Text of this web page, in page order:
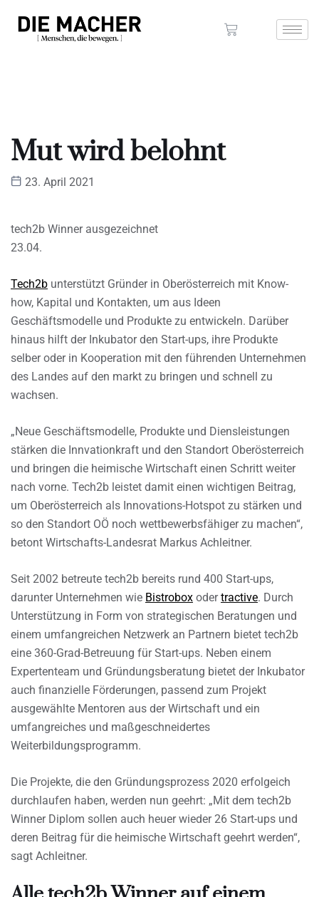
Mut wird belohnt
23. April 2021
tech2b Winner ausgezeichnet
23.04.
Tech2b unterstützt Gründer in Oberösterreich mit Know-
how, Kapital und Kontakten, um aus Ideen
Geschäftsmodelle und Produkte zu entwickeln. Darüber
hinaus hilft der Inkubator den Start-ups, ihre Produkte
selber oder in Kooperation mit den führenden Unternehmen
des Landes auf den markt zu bringen und schnell zu
wachsen.
„Neue Geschäftsmodelle, Produkte und Diensleistungen
stärken die Innvationkraft und den Standort Oberösterreich
und bringen die heimische Wirtschaft einen Schritt weiter
nach vorne. Tech2b leistet damit einen wichtigen Beitrag,
um Oberösterreich als Innovations-Hotspot zu stärken und
so den Standort OÖ noch wettbewerbsfähiger zu machen“,
betont Wirtschafts-Landesrat Markus Achleitner.
Seit 2002 betreute tech2b bereits rund 400 Start-ups,
darunter Unternehmen wie Bistrobox odertractive. Durch
Unterstützung in Form von strategischen Beratungen und
einem umfangreichen Netzwerk an Partnern bietet tech2b
eine 360-Grad-Betreuung für Start-ups. Neben einem
Expertenteam und Gründungsberatung bietet der Inkubator
auch finanzielle Förderungen, passend zum Projekt
ausgewählte Mentoren aus der Wirtschaft und ein
umfangreiches und maßgeschneidertes
Weiterbildungsprogramm.
Die Projekte, die den Gründungsprozess 2020 erfolgeich
durchlaufen haben, werden nun geehrt: „Mit dem tech2b
Winner Diplom sollen auch heuer wieder 26 Start-ups und
deren Beitrag für die heimische Wirtschaft geehrt werden“,
sagt Achleitner.